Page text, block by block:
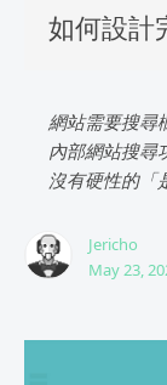
如何設計
網站需要搜尋
內部網站搜尋
沒有硬性的「
Jericho
May 23,